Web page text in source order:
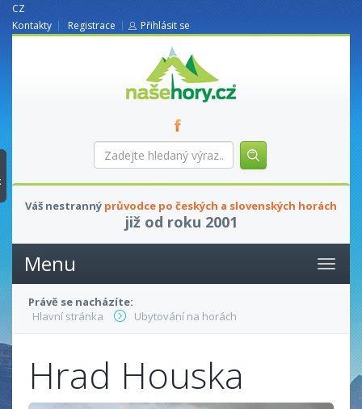
CZ
Kontakty
Registrace Přihlásit se
nasehory.cz
Zadejte
hledaný
Váš nestranný průvodce po českých a slovenských horách
již od roku 2001
Menu
Právě se nacházíte:
Hlavní stránka
Ubytování na horách
Hrad Houska